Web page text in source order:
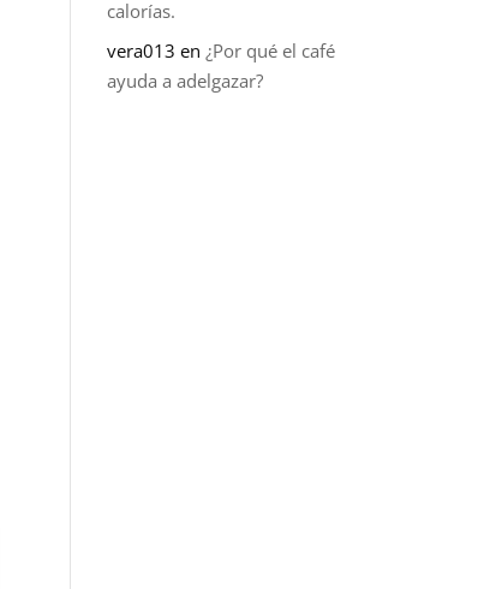
calorías.
vera013 en ¿Por qué el café
ayuda a adelgazar?